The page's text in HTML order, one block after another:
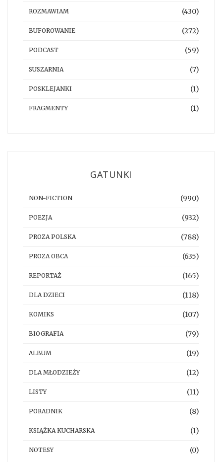
ROZMAWIAM (430)
BUFOROWANIE (272)
PODCAST (59)
SUSZARNIA (7)
POSKLEJANKI (1)
FRAGMENTY (1)
GATUNKI
NON-FICTION (990)
POEZJA (932)
PROZA POLSKA (788)
PROZA OBCA (635)
REPORTAŻ (165)
DLA DZIECI (118)
KOMIKS (107)
BIOGRAFIA (79)
ALBUM (19)
DLA MŁODZIEŻY (12)
LISTY (11)
PORADNIK (8)
KSIĄŻKA KUCHARSKA (1)
NOTESY (0)